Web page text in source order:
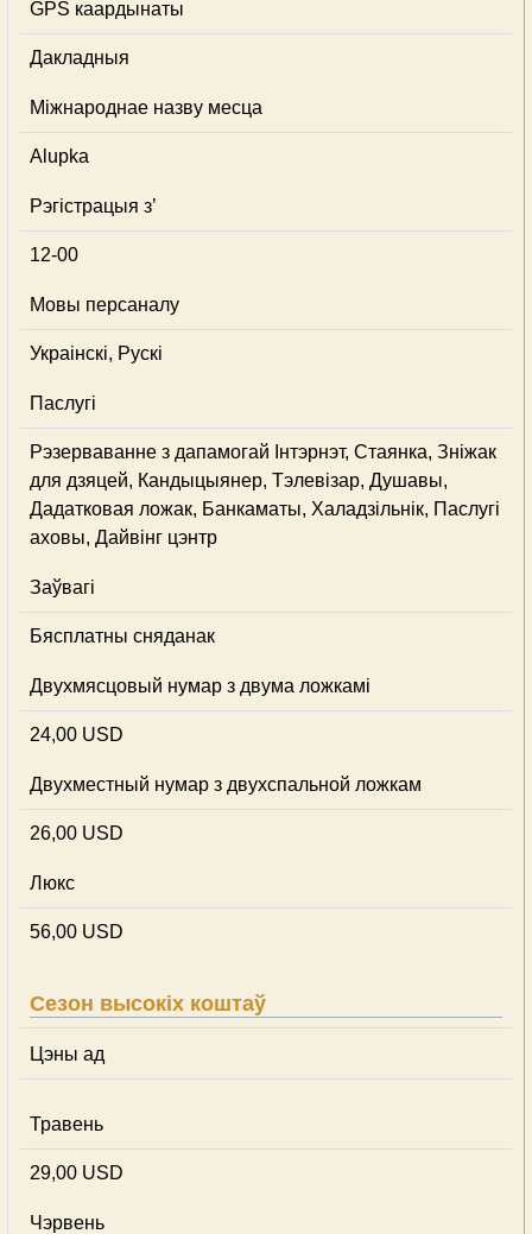
GPS каардынаты
Дакладныя
Міжнароднае назву месца
Alupka
Рэгістрацыя з’
12-00
Мовы персаналу
Украінскі, Рускі
Паслугі
Рэзерваванне з дапамогай Інтэрнэт, Стаянка, Зніжак
для дзяцей, Кандыцыянер, Тэлевізар, Душавы,
Дадатковая ложак, Банкаматы, Халадзільнік, Паслугі
аховы, Дайвінг цэнтр
Заўвагі
Бясплатны сняданак
Двухмясцовый нумар з двума ложкамі
24,00 USD
Двухместный нумар з двухспальной ложкам
26,00 USD
Люкс
56,00 USD
Сезон высокіх коштаў
Цэны ад
Травень
29,00 USD
Чэрвень